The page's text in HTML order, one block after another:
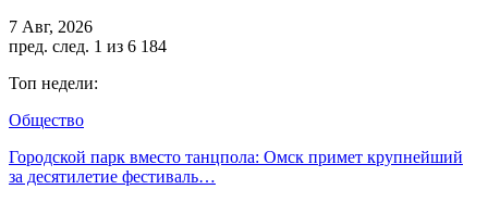
7 Авг, 2026
пред. след. 1 из 6 184
Топ недели:
Общество
Городской парк вместо танцпола: Омск примет крупнейший
за десятилетие фестиваль…